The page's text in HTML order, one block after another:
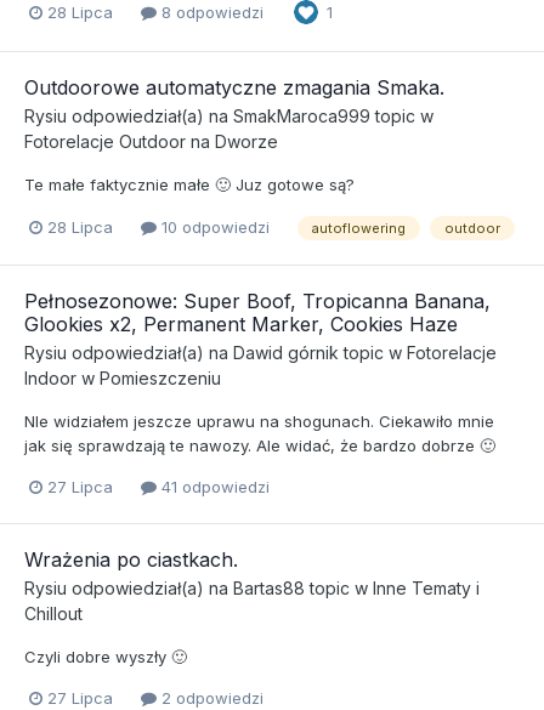
28 Lipca 8 odpowiedzi 1
Outdoorowe automatyczne zmagania Smaka.
Rysiu odpowiedział(a) na SmakMaroca999 topic w
Fotorelacje Outdoor na Dworze
Te małe faktycznie małe 🙂 Juz gotowe są?
28 Lipca 10 odpowiedzi autoflowering outdoor
Pełnosezonowe: Super Boof, Tropicanna Banana,
Glookies x2, Permanent Marker, Cookies Haze
Rysiu odpowiedział(a) na Dawid górnik topic w Fotorelacje
Indoor w Pomieszczeniu
NIe widziałem jeszcze uprawu na shogunach. Ciekawiło mnie
jak się sprawdzają te nawozy. Ale widać, że bardzo dobrze 🙂
27 Lipca 41 odpowiedzi
Wrażenia po ciastkach.
Rysiu odpowiedział(a) na Bartas88 topic w Inne Tematy i
Chillout
Czyli dobre wyszły 🙂
27 Lipca 2 odpowiedzi